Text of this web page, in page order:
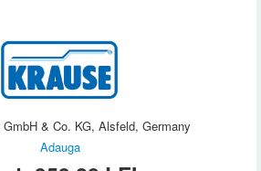
& Co. KG, Alsfeld, Germany
Adauga